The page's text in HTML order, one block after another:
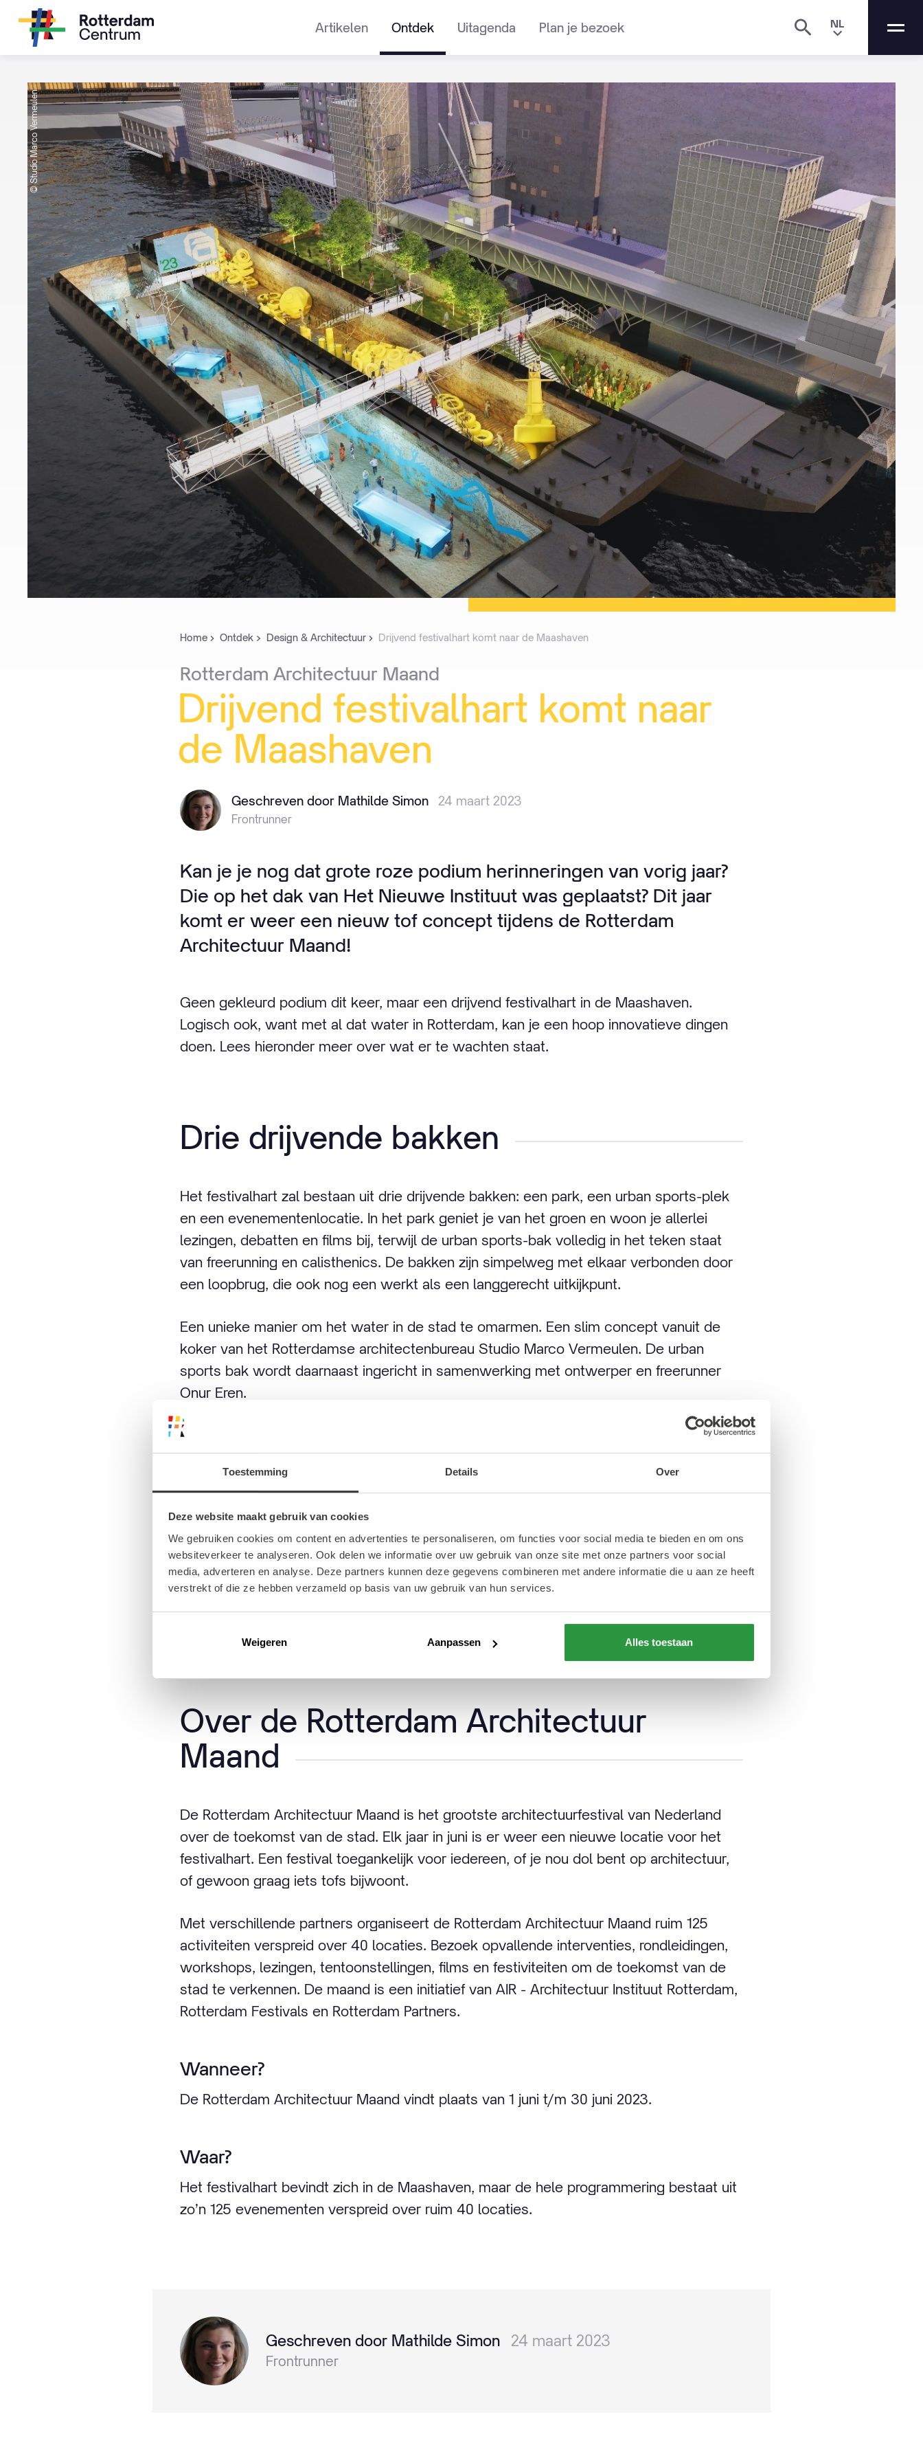
Toestemming Details Over
Deze website maakt gebruik van cookies
We gebruiken cookies om content en advertenties te personaliseren, om functies voor social media te bieden en om ons
websiteverkeer te analyseren. Ook delen we informatie over uw gebruik van onze site met onze partners voor social
media, adverteren en analyse. Deze partners kunnen deze gegevens combineren met andere informatie die u aan ze heeft
verstrekt of die ze hebben verzameld op basis van uw gebruik van hun services.
Weigeren Aanpassen Alles toestaan
Artikelen Ontdek Uitagenda Plan je bezoek NL
Home Ontdek Design & Architectuur Drijvend festivalhart komt naar de Maashaven
Rotterdam Architectuur Maand
Drijvend festivalhart komt naar
de Maashaven
© Studio Marco Vermeulen
Geschreven door Mathilde Simon 24 maart 2023
Frontrunner
Kan je je nog dat grote roze podium herinneringen van vorig jaar?
Die op het dak van Het Nieuwe Instituut was geplaatst? Dit jaar
komt er weer een nieuw tof concept tijdens de Rotterdam
Architectuur Maand!
Geen gekleurd podium dit keer, maar een drijvend festivalhart in de Maashaven.
Logisch ook, want met al dat water in Rotterdam, kan je een hoop innovatieve dingen
doen. Lees hieronder meer over wat er te wachten staat.
Drie drijvende bakken
Het festivalhart zal bestaan uit drie drijvende bakken: een park, een urban sports-plek
en een evenementenlocatie. In het park geniet je van het groen en woon je allerlei
lezingen, debatten en films bij, terwijl de urban sports-bak volledig in het teken staat
van freerunning en calisthenics. De bakken zijn simpelweg met elkaar verbonden door
een loopbrug, die ook nog een werkt als een langgerecht uitkijkpunt.
Een unieke manier om het water in de stad te omarmen. Een slim concept vanuit de
koker van het Rotterdamse architectenbureau Studio Marco Vermeulen. De urban
sports bak wordt daarnaast ingericht in samenwerking met ontwerper en freerunner
Onur Eren.
Rotterdam, de natte stad
Elk jaar heeft de Rotterdam Architectuur Maand een thema. Het thema van dit jaar? Dat
is Natte Stad! Logisch ook, want Rotterdam is een echte havenstad en daardoor
omgeven door water. Opgaven op het gebied van water en klimaat en de stedelijke
oplossingen die daarbij horen, zijn dan ook een belangrijk onderdeel van onze stad en
Over de Rotterdam Architectuur
Maand
De Rotterdam Architectuur Maand is het grootste architectuurfestival van Nederland
over de toekomst van de stad. Elk jaar in juni is er weer een nieuwe locatie voor het
festivalhart. Een festival toegankelijk voor iedereen, of je nou dol bent op architectuur,
of gewoon graag iets tofs bijwoont.
Met verschillende partners organiseert de Rotterdam Architectuur Maand ruim 125
activiteiten verspreid over 40 locaties. Bezoek opvallende interventies, rondleidingen,
workshops, lezingen, tentoonstellingen, films en festiviteiten om de toekomst van de
stad te verkennen. De maand is een initiatief van AIR - Architectuur Instituut Rotterdam,
Rotterdam Festivals en Rotterdam Partners.
Wanneer?
De Rotterdam Architectuur Maand vindt plaats van 1 juni t/m 30 juni 2023.
Waar?
Het festivalhart bevindt zich in de Maashaven, maar de hele programmering bestaat uit
zo’n 125 evenementen verspreid over ruim 40 locaties.
Geschreven door Mathilde Simon 24 maart 2023
Frontrunner